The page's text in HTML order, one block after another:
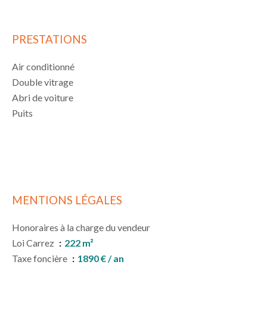
PRESTATIONS
Air conditionné
Double vitrage
Abri de voiture
Puits
MENTIONS LÉGALES
Honoraires à la charge du vendeur
Loi Carrez
222 m²
Taxe foncière
1890 € / an